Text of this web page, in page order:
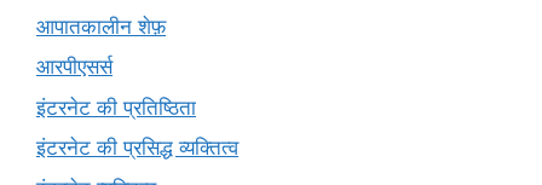
आपातकालीन शेफ़
आरपीएसर्स
इंटरनेट की प्रतिष्ठिता
इंटरनेट की प्रसिद्ध व्यक्तित्व